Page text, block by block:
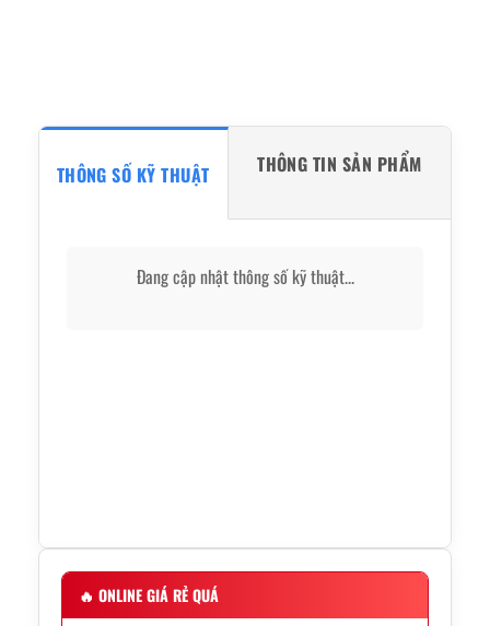
THÔNG SỐ KỸ THUẬT THÔNG TIN SẢN PHẨM
Đang cập nhật thông số kỹ thuật...
🔥 ONLINE GIÁ RẺ QUÁ